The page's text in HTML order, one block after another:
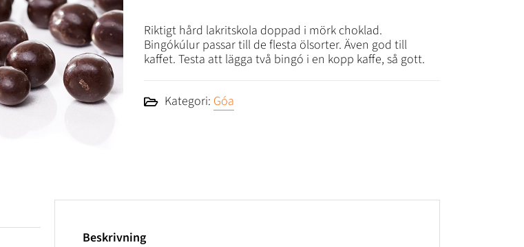
Riktigt hård lakritskola doppad i mörk choklad.
Bingókúlur passar till de flesta ölsorter. Även god till
kaffet. Testa att lägga två bingó i en kopp kaffe, så gott.
Kategori: Góa
Beskrivning